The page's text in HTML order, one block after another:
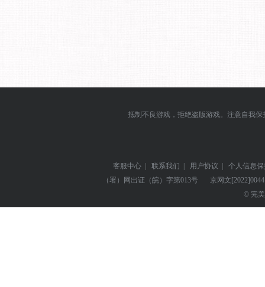
抵制不良游戏，拒绝盗版游戏。注意自我
客服中心 | 联系我们 | 用户协议 |
个人信息
（署）网出证（皖）字第013号
京网文
© 完美